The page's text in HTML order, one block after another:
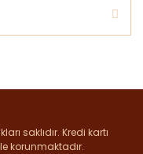
saklıdır. Kredi kartı
korunmaktadır.